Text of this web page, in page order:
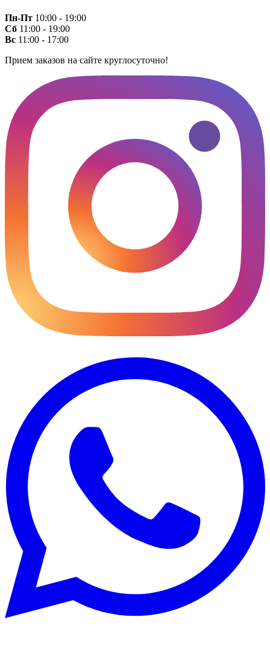
Пн-Пт 10:00 - 19:00
Сб 11:00 - 19:00
Вс 11:00 - 17:00
Прием заказов на сайте круглосуточно!